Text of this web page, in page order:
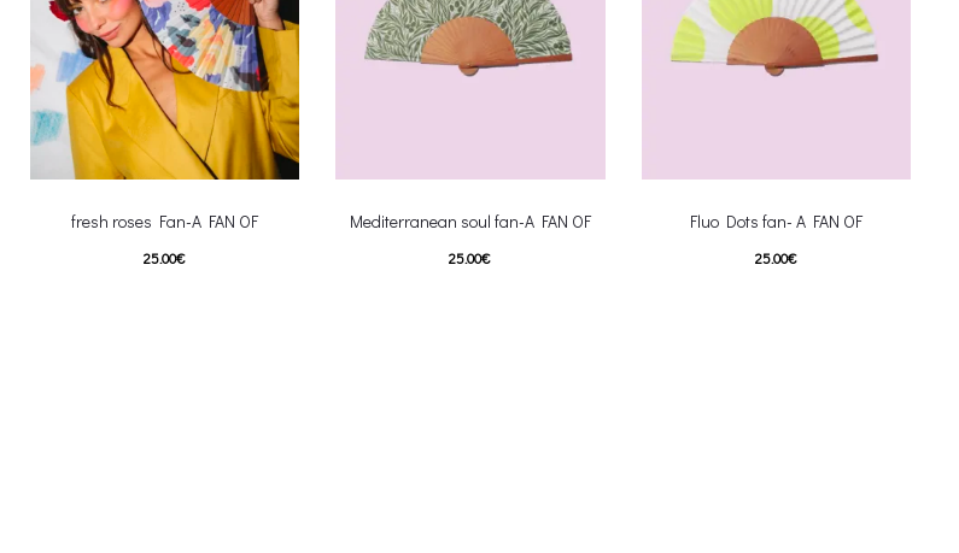
fresh roses Fan-A FAN OF
25.00€
Mediterranean soul fan-A FAN OF
25.00€
Fluo Dots fan- A FAN OF
25.00€